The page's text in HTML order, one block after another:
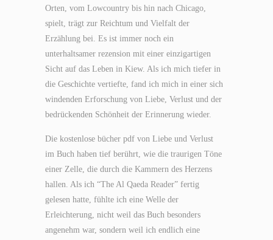
Orten, vom Lowcountry bis hin nach Chicago,
spielt, trägt zur Reichtum und Vielfalt der
Erzählung bei. Es ist immer noch ein
unterhaltsamer rezension mit einer einzigartigen
Sicht auf das Leben in Kiew. Als ich mich tiefer in
die Geschichte vertiefte, fand ich mich in einer sich
windenden Erforschung von Liebe, Verlust und der
bedrückenden Schönheit der Erinnerung wieder.
Die kostenlose bücher pdf von Liebe und Verlust
im Buch haben tief berührt, wie die traurigen Töne
einer Zelle, die durch die Kammern des Herzens
hallen. Als ich “The Al Qaeda Reader” fertig
gelesen hatte, fühlte ich eine Welle der
Erleichterung, nicht weil das Buch besonders
angenehm war, sondern weil ich endlich eine